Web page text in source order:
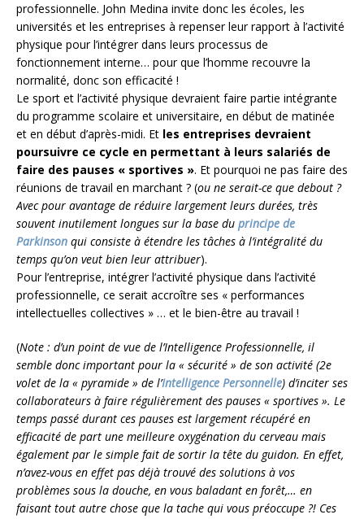
professionnelle. John Medina invite donc les écoles, les
universités et les entreprises à repenser leur rapport à l’activité
physique pour l’intégrer dans leurs processus de
fonctionnement interne… pour que l’homme recouvre la
normalité, donc son efficacité !
Le sport et l’activité physique devraient faire partie intégrante
du programme scolaire et universitaire, en début de matinée
et en début d’après-midi. Et les entreprises devraient
poursuivre ce cycle en permettant à leurs salariés de
faire des pauses « sportives ». Et pourquoi ne pas faire des
réunions de travail en marchant ? (ou ne serait-ce que debout ?
Avec pour avantage de réduire largement leurs durées, très
souvent inutilement longues sur la base du principe de
Parkinson qui consiste à étendre les tâches à l’intégralité du
temps qu’on veut bien leur attribuer).
Pour l’entreprise, intégrer l’activité physique dans l’activité
professionnelle, ce serait accroître ses « performances
intellectuelles collectives » … et le bien-être au travail !
(Note : d’un point de vue de l’Intelligence Professionnelle, il
semble donc important pour la « sécurité » de son activité (2e
volet de la « pyramide » de l’Intelligence Personnelle) d’inciter ses
collaborateurs à faire régulièrement des pauses « sportives ». Le
temps passé durant ces pauses est largement récupéré en
efficacité de part une meilleure oxygénation du cerveau mais
également par le simple fait de sortir la tête du guidon. En effet,
n’avez-vous en effet pas déjà trouvé des solutions à vos
problèmes sous la douche, en vous baladant en forêt,… en
faisant tout autre chose que la tache qui vous préoccupe ?! Ces